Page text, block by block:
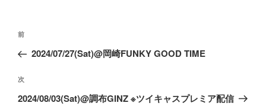
投
ナ
ビ
ゲ
前
の
稿
前
2024/07/27(Sat)@岡崎FUNKY GOOD TIME
次
の
次
2024/08/03(Sat)@調布GINZ ※ツイキャスプレミア配信